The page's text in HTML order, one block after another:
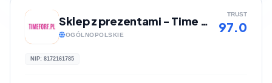
Sklep z prezentami - Time For Fashion
OGÓLNOPOLSKIE
TRUST
97.0
NIP: 8172161785